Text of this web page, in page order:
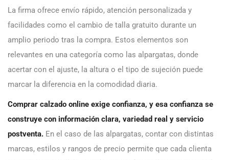
La firma ofrece envío rápido, atención personalizada y
facilidades como el cambio de talla gratuito durante un
amplio periodo tras la compra. Estos elementos son
relevantes en una categoría como las alpargatas, donde
acertar con el ajuste, la altura o el tipo de sujeción puede
marcar la diferencia en la comodidad diaria.
Comprar calzado online exige confianza, y esa confianza se
construye con información clara, variedad real y servicio
postventa. En el caso de las alpargatas, contar con distintas
marcas, estilos y rangos de precio permite que cada clienta